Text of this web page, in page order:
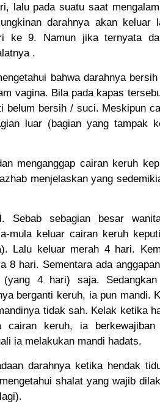
lalu pada suatu saat
darahnya akan keluar
ke 9. Namun jika ternyata
.
bahwa darahnya
vagina. Bila pada kapas
belum bersih / suci. Meskipun
luar (bagian yang tampak
menganggap cairan keruh
menjelaskan yang
Sebab sebagian besar
mula keluar cairan keruh
Lalu keluar merah 4 hari.
8 hari. Sementara ada
4 hari) saja.
berganti keruh, ia pun mandi.
tidak sah. Kelak ketika
cairan keruh, ia
ia melakukan mandi hadats.
darahnya ketika hendak
shalat yang wajib